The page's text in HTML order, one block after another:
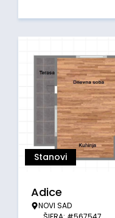
Stanovi
Adice
NOVI SAD